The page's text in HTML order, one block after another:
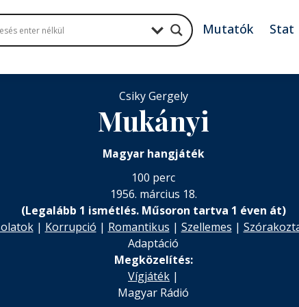
Mutatók Stat
Csiky Gergely
Mukányi
Magyar hangjáték
100 perc
1956. március 18.
(Legalább 1 ismétlés. Műsoron tartva 1 éven át)
| Korrupció | Romantikus | Szellemes |
Adaptáció
Megközelítés:
Vígjáték |
Magyar Rádió